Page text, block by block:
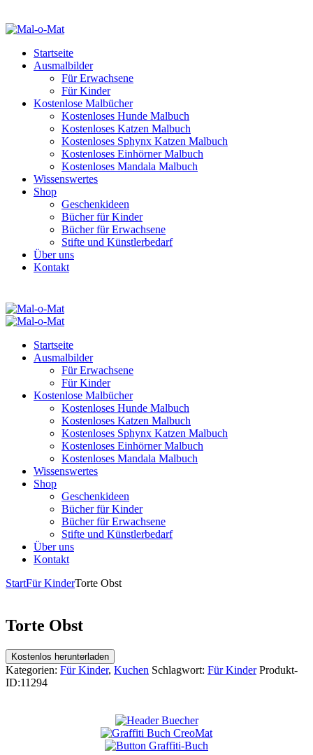
Startseite
Ausmalbilder
Für Erwachsene
Für Kinder
Kostenlose Malbücher
Kostenloses Hunde Malbuch
Kostenloses Katzen Malbuch
Kostenloses Sphynx Katzen Malbuch
Kostenloses Einhörner Malbuch
Kostenloses Mandala Malbuch
Wissenswertes
Shop
Geschenkideen
Bücher für Kinder
Bücher für Erwachsene
Stifte und Künstlerbedarf
Über uns
Kontakt
Startseite
Ausmalbilder
Für Erwachsene
Für Kinder
Kostenlose Malbücher
Kostenloses Hunde Malbuch
Kostenloses Katzen Malbuch
Kostenloses Sphynx Katzen Malbuch
Kostenloses Einhörner Malbuch
Kostenloses Mandala Malbuch
Wissenswertes
Shop
Geschenkideen
Bücher für Kinder
Bücher für Erwachsene
Stifte und Künstlerbedarf
Über uns
Kontakt
StartFür KinderTorte Obst
Torte Obst
Kostenlos herunterladen
Kategorien: Für Kinder, Kuchen Schlagwort: Für Kinder Produkt-
ID:11294